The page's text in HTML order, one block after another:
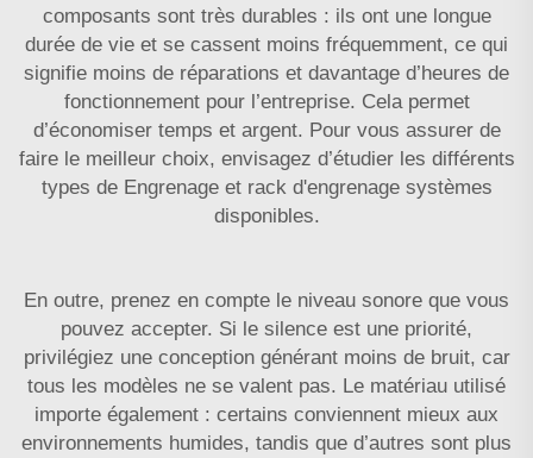
composants sont très durables : ils ont une longue
durée de vie et se cassent moins fréquemment, ce qui
signifie moins de réparations et davantage d’heures de
fonctionnement pour l’entreprise. Cela permet
d’économiser temps et argent. Pour vous assurer de
faire le meilleur choix, envisagez d’étudier les différents
types de Engrenage et rack d'engrenage systèmes
disponibles.
En outre, prenez en compte le niveau sonore que vous
pouvez accepter. Si le silence est une priorité,
privilégiez une conception générant moins de bruit, car
tous les modèles ne se valent pas. Le matériau utilisé
importe également : certains conviennent mieux aux
environnements humides, tandis que d’autres sont plus